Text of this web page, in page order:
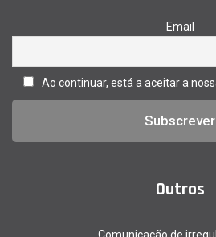
Email
Ao continuar, está a aceitar a
Outros